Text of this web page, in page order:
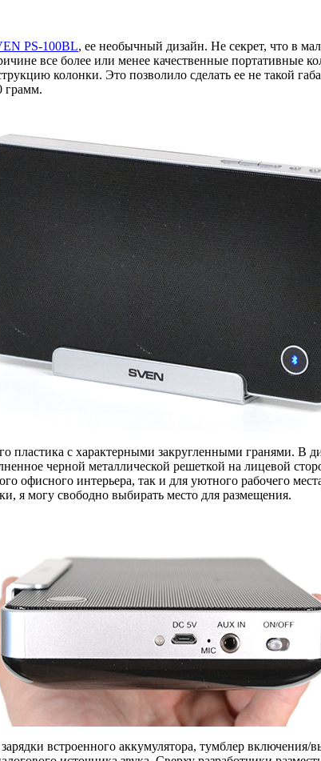
PS-100BL, ее необычный дизайн. Не секрет, что в
все более или менее качественные портативные
колонки. Это позволило сделать ее не такой
грамм.
пластика с характерными закругленными гранями. В
черной металлической решеткой на лицевой
офисного интерьера, так и для уютного рабочего
я могу свободно выбирать место для размещения.
встроенного аккумулятора, тумблер